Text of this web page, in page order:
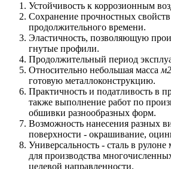
Устойчивость к коррозионным
Сохранение прочностных
продолжительного времени.
Эластичность, позволяющую
гнутые профили.
Продолжительный период
Относительно небольшая масса м2
готовую металлоконструкцию.
Практичность и податливость в
также выполнение работ по
обшивки разнообразных форм.
Возможность нанесения разных
поверхности - окрашивание,
Универсальность - сталь в рулоне
для производства
целевой направленности.